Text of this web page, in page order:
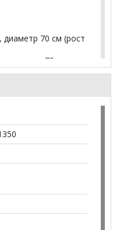
70 см (рост
диаметр 75 см
диаметр 90
при помощи
уборки
из плотной
наполнителя.
изделия.
том, как купить
Геометрия